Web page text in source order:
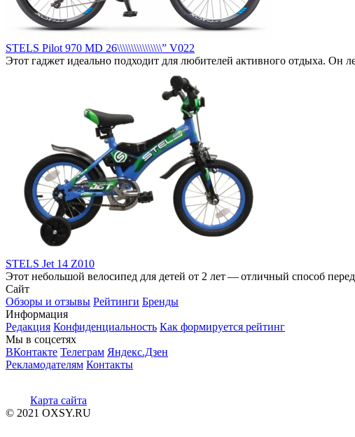
STELS Pilot 970 MD 26\\\\\\\\\\\\\\\\” V022
Этот гаджет идеально подходит для любителей активного отдыха. Он
STELS Jet 14 Z010
Этот небольшой велосипед для детей от 2 лет — отличный способ
Сайт
Обзоры и отзывы Рейтинги Бренды
Информация
Редакция Конфиденциальность Как формируется рейтинг
Мы в соцсетях
ВКонтакте Телеграм Яндекс.Дзен
Рекламодателям Контакты
Карта сайта
© 2021 OXSY.RU